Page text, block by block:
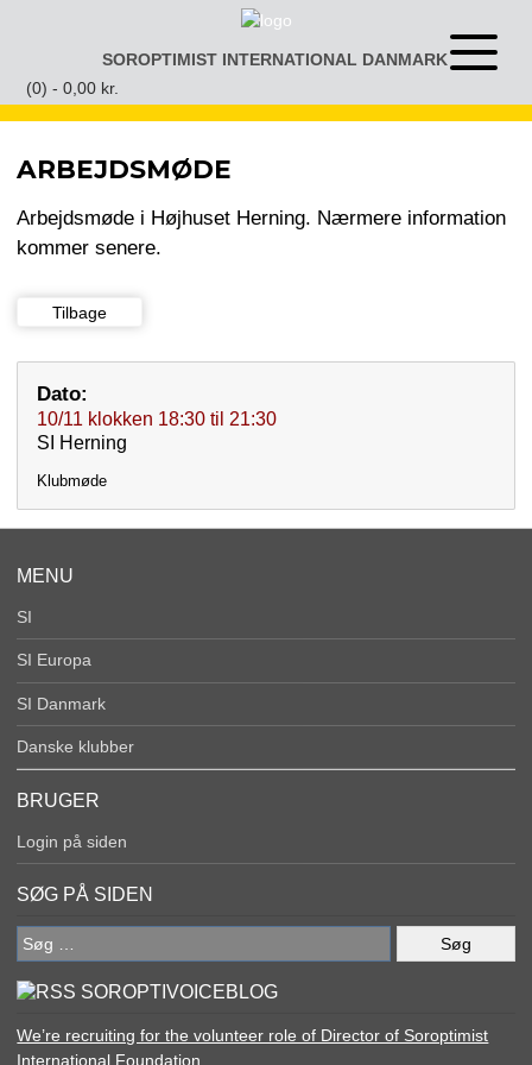
SOROPTIMIST INTERNATIONAL DANMARKÅben
menu
(0) - 0,00 kr.
ARBEJDSMØDE
Arbejdsmøde i Højhuset Herning. Nærmere information
kommer senere.
Tilbage
Dato:
10/11 klokken 18:30 til 21:30
SI Herning
Klubmøde
MENU
SI
SI Europa
SI Danmark
Danske klubber
BRUGER
Login på siden
SØG PÅ SIDEN
Søg
efter:
SOROPTIVOICEBLOG
We’re recruiting for the volunteer role of Director of Soroptimist
International Foundation